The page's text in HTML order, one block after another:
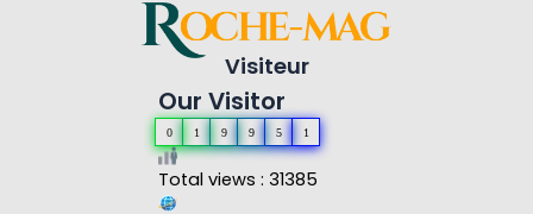
Visiteur
Our Visitor
0 1 9 9 5 1
Total views : 31385